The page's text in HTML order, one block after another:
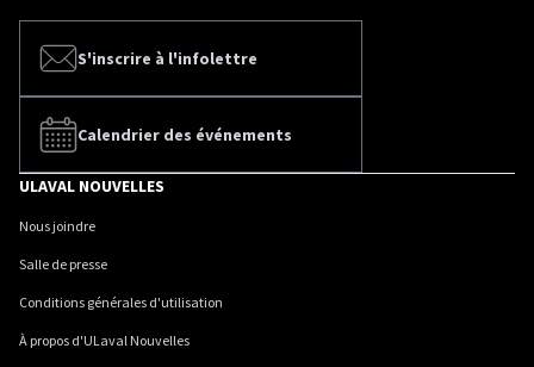
S'inscrire à l'infolettre
Calendrier des événements
ULAVAL NOUVELLES
Nous joindre
Salle de presse
Conditions générales d'utilisation
À propos d'ULaval Nouvelles